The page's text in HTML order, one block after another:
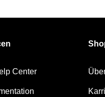
Center